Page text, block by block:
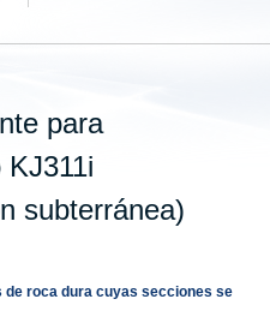
para
subterránea)
roca dura cuyas secciones se